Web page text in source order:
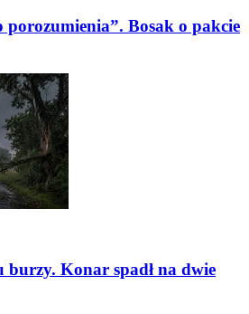
porozumienia”. Bosak o pakcie
Konar spadł na dwie